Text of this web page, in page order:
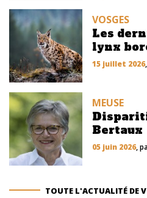
VOSGES
Les
lynx
15 juillet 2026
MEUSE
Bertaux
05 juin 2026,
TOUTE L'ACTUALITÉ DE